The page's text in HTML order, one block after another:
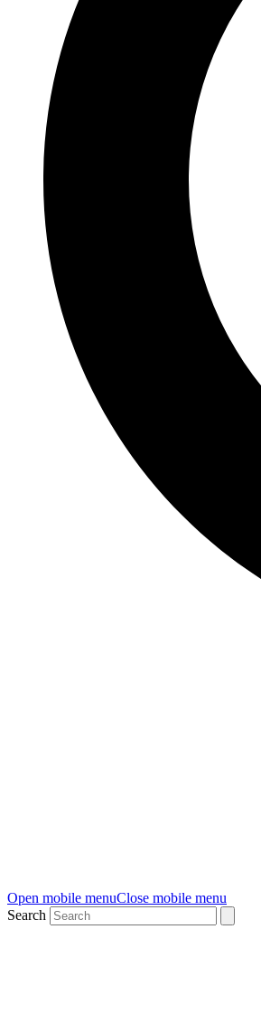
Open mobile menuClose mobile menu
Search